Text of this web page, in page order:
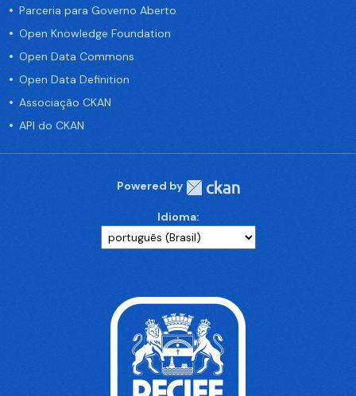
Parceria para Governo Aberto
Open Knowledge Foundation
Open Data Commons
Open Data Definition
Associação CKAN
API do CKAN
Powered by
Idioma